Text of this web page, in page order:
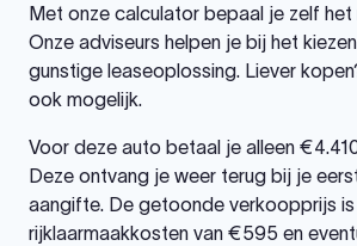
Met onze calculator bepaal je zelf
Onze adviseurs helpen je bij het
gunstige leaseoplossing. Liever
ook mogelijk.
Voor deze auto betaal je alleen
Deze ontvang je weer terug bij je
aangifte. De getoonde verkoopprijs is
rijklaarmaakkosten van €595 en